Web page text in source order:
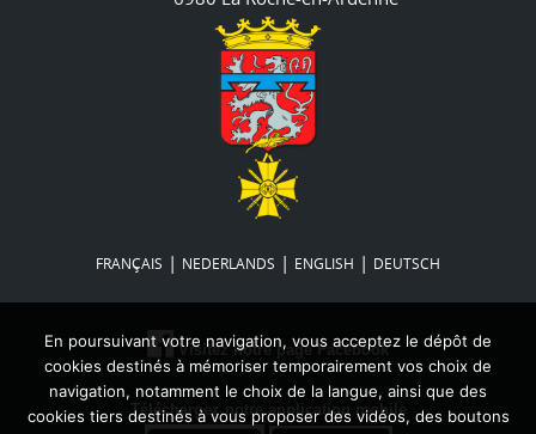
En poursuivant votre navigation, vous acceptez le dépôt de
cookies destinés à mémoriser temporairement vos choix de
navigation, notamment le choix de la langue, ainsi que des
cookies tiers destinés à vous proposer des vidéos, des boutons
FRANÇAIS | NEDERLANDS | ENGLISH | DEUTSCH
Visitez notre page Facebook
Téléchargez notre application mobile